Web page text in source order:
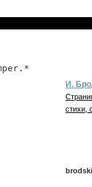
И.
стихи,